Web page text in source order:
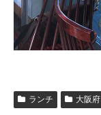
ランチ 大阪府